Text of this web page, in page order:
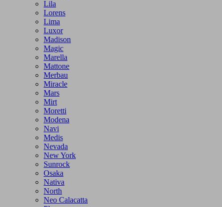
Lila
Lorens
Lima
Luxor
Madison
Magic
Marella
Mattone
Merbau
Miracle
Mars
Mirt
Moretti
Modena
Navi
Medis
Nevada
New York
Sunrock
Osaka
Nativa
North
Neo Calacatta